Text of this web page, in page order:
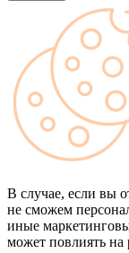
В случае, если вы
не сможем
иные
может повлиять на